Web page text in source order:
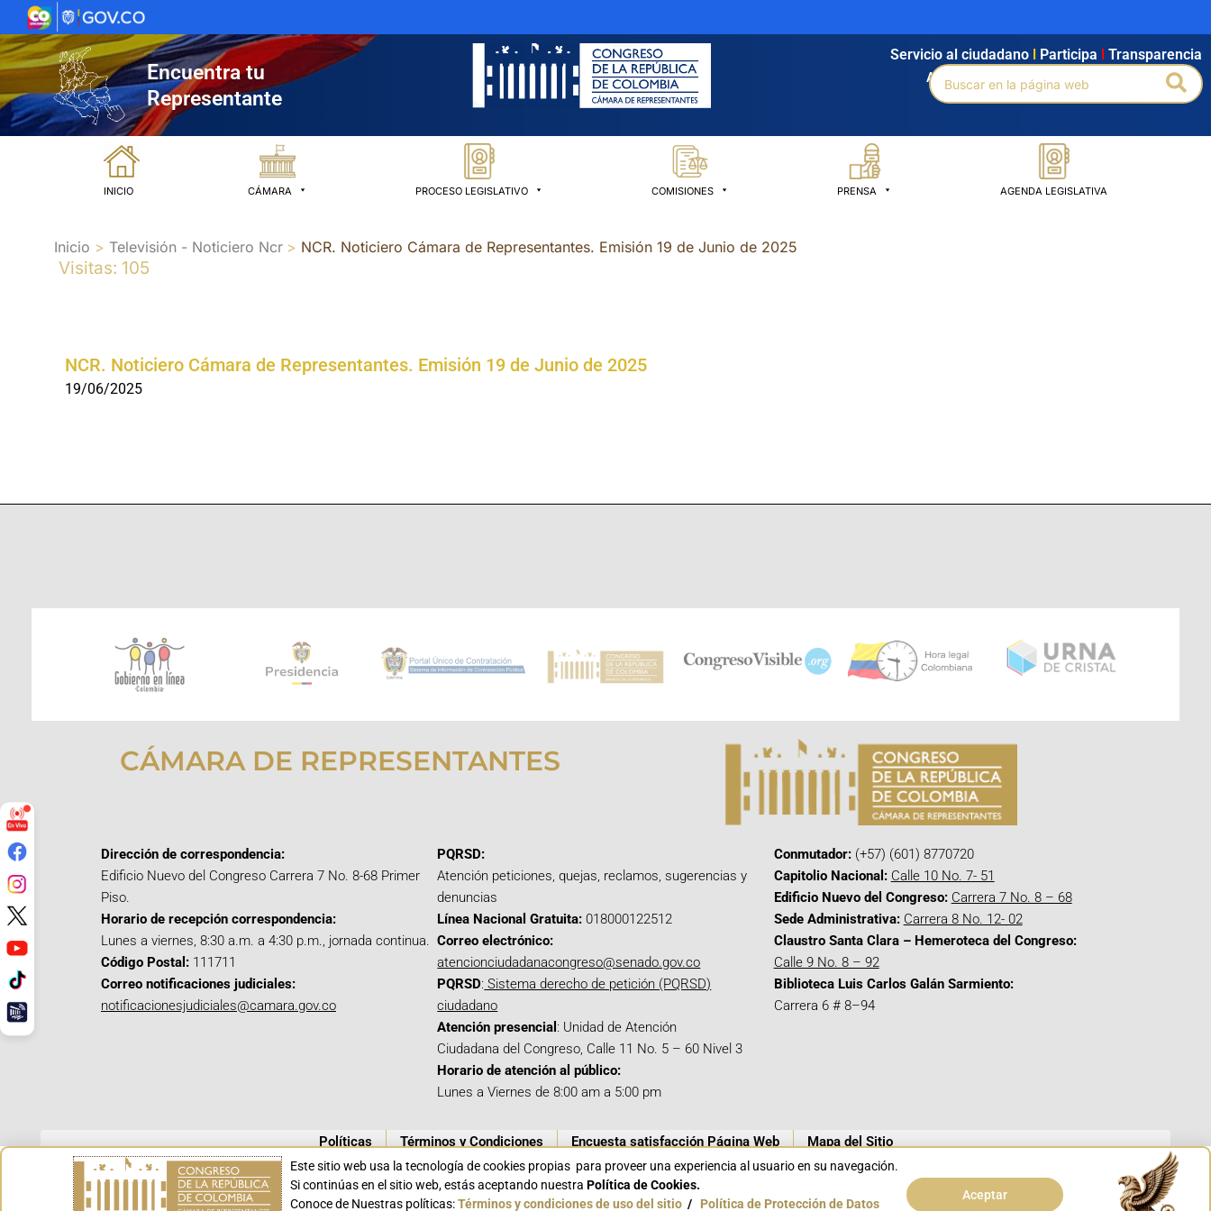
al
contenido
Encuentra tu
Representante
Agendamiento Intranet Búsqueda avanzada
Servicio al ciudadano Participa Transparencia
Buscar
por:
INICIO CÁMARA PROCESO LEGISLATIVO COMISIONES PRENSA AGENDA LEGISLATIVA
Inicio Televisión - Noticiero Ncr NCR. Noticiero Cámara de Representantes. Emisión 19 de Junio de 2025
Visitas: 105
NCR. Noticiero Cámara de Representantes. Emisión 19 de Junio de 2025
19/06/2025
CÁMARA DE REPRESENTANTES
Dirección de correspondencia:
Edificio Nuevo del Congreso Carrera 7 No. 8-68 Primer
Piso.
Horario de recepción correspondencia:
Lunes a viernes, 8:30 a.m. a 4:30 p.m., jornada continua.
Código Postal: 111711
Correo notificaciones judiciales:
notificacionesjudiciales@camara.gov.co
PQRSD:
Atención peticiones, quejas, reclamos, sugerencias y
denuncias
Línea Nacional Gratuita: 018000122512
Correo electrónico:
atencionciudadanacongreso@senado.gov.co
PQRSD: Sistema derecho de petición (PQRSD)
ciudadano
Atención presencial : Unidad de Atención
Ciudadana del Congreso, Calle 11 No. 5 – 60 Nivel 3
Horario de atención al público:
Lunes a Viernes de 8:00 am a 5:00 pm
Conmutador:(+57) (601) 8770720
Capitolio Nacional: Calle 10 No. 7- 51
Edificio Nuevo del Congreso: Carrera 7 No. 8 – 68
Sede Administrativa: Carrera 8 No. 12- 02
Claustro Santa Clara – Hemeroteca del Congreso:
Calle 9 No. 8 – 92
Biblioteca Luis Carlos Galán Sarmiento:
Carrera 6 # 8–94
Políticas Términos y Condiciones Encuesta satisfacción Página Web Mapa del Sitio
Este sitio web usa la tecnología de cookies propias para proveer una experiencia al usuario en su navegación.
Si continúas en el sitio web, estás aceptando nuestra Política de Cookies.
Conoce de Nuestras políticas:Términos y condiciones de uso del sitio/ Política de Protección de Datos
Aceptar